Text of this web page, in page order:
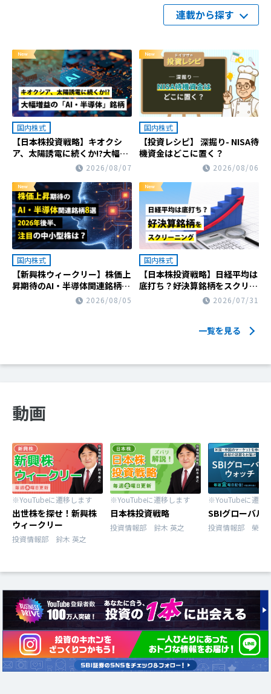
連載から探す
国内株式
【日本株投資戦略】キオクシ
ア、太陽誘電に続くか!?大幅増
益の「AI・半導体」銘柄2026/08/07
国内株式
【投資レシピ】 深掘り- NISA待
機資金はどこに置く？
2026/08/06
国内株式
【新興株ウィークリー】株価上
昇期待のAI・半導体関連銘柄8
選 2026年後半、注目の中小
2026/08/05
国内株式
【日本株投資戦略】日経平均は
底打ち？好決算銘柄をスクリー
2026/07/31
一覧を見る
動画
※YouTubeに遷移します
出世株を探せ！新興株
ウィークリー
投資情報部 鈴木 英之
※YouTubeに遷移します
日本株投資戦略
投資情報部 鈴木 英之
※YouTubeに遷移
SBIグローバル
投資情報部 榮 聡